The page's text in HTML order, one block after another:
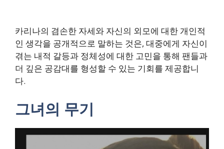
카리나의 겸손한 자세와 자신의 외모에 대한 개인적
인 생각을 공개적으로 말하는 것은, 대중에게 자신이
겪는 내적 갈등과 정체성에 대한 고민을 통해 팬들과
더 깊은 공감대를 형성할 수 있는 기회를 제공합니
다.
그녀의 무기